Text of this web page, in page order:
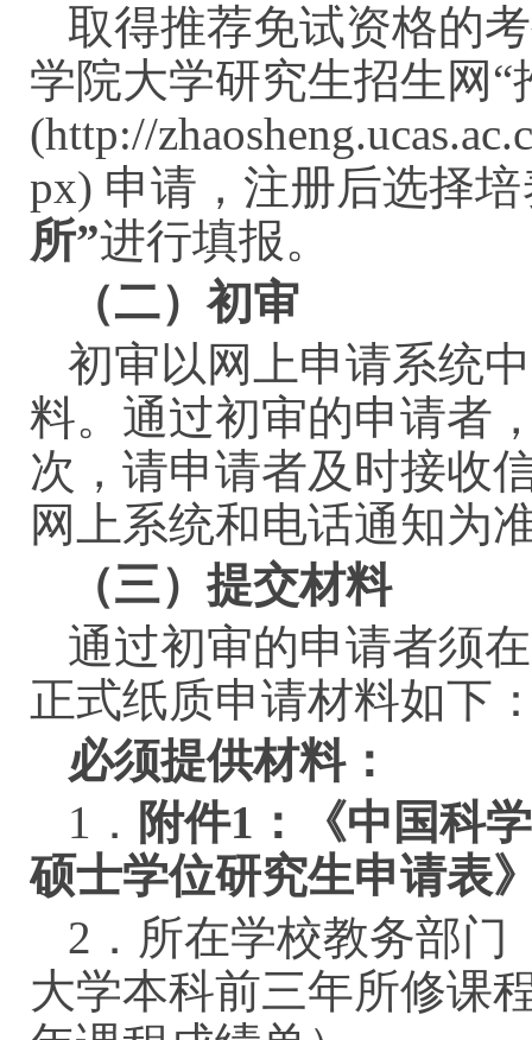
取得推荐免试资格的
学院大学研究生招生网“
(http://
px) 申请，注册后选择
所”进行填报。
（二）初审
初审以网上申请系统
料。通过初审的申请者
次，请申请者及时接收
网上系统和电话通知为
（三）提交材料
通过初审的申请者须
正式纸质申请材料如下
必须提供材料：
1． 附件1：《中国科
硕士学位研究生申请表
2．所在学校教务部门
大学本科前三年所修课